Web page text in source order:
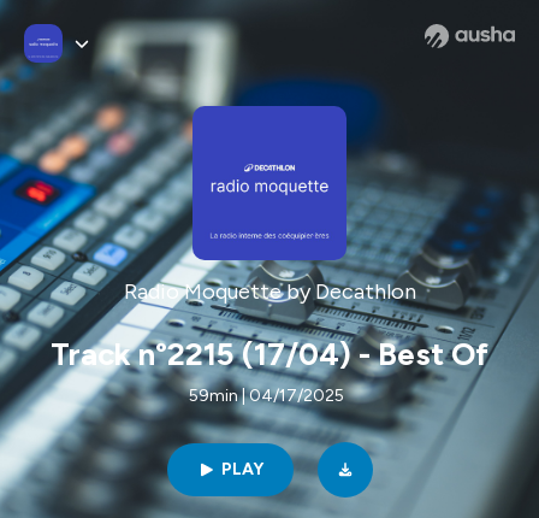
Radio Moquette by Decathlon
Track n°2215 (17/04) - Best Of
59min | 04/17/2025
PLAY